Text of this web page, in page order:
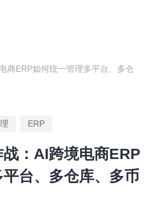
商ERP如何统一管理多平台、多仓
ERP
：AI跨境电商ERP
台、多仓库、多币